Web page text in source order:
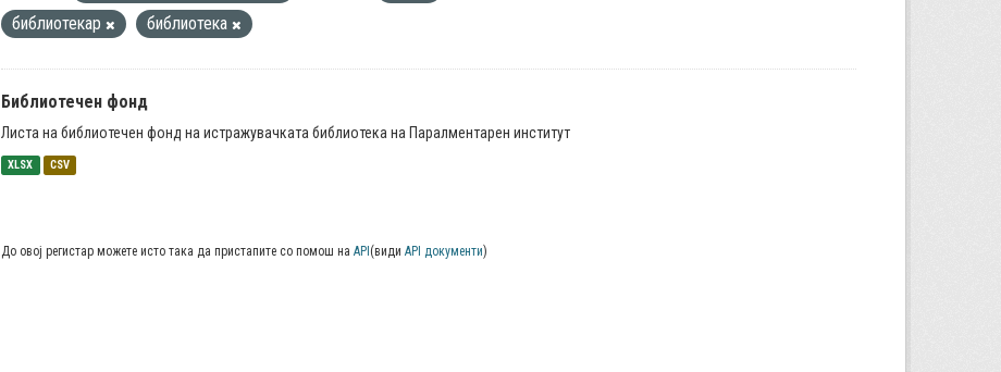
библиотекар
библиотека
Библиотечен фонд
Листа на библиотечен фонд на истражувачката библиотека на Паралментарен институт
XLSX CSV
До овој регистар можете исто така да пристапите со помош на API (види API документи)